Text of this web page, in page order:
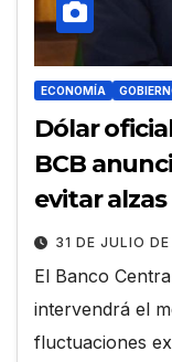
ECONOMÍA
Dólar
BCB
evitar
31 DE JULIO
El Banco
intervendrá el
fluctuaciones